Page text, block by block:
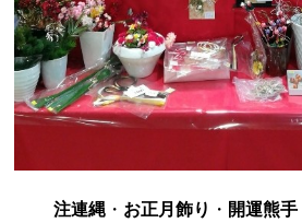
注連縄 ・ お正月飾り ・ 開運熊手